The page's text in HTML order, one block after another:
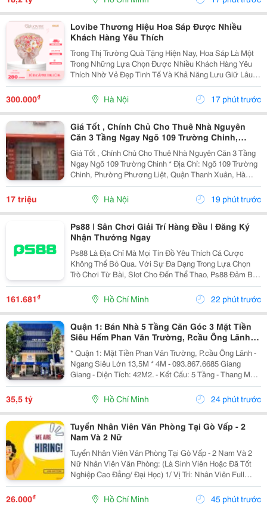
Lovibe Thương Hiệu Hoa Sáp Được Nhiều
Khách Hàng Yêu Thích
Trong Thị Trường Quà Tặng Hiện Nay, Hoa Sáp Là Một
Trong Những Lựa Chọn Được Nhiều Khách Hàng Yêu
Thích Nhờ Vẻ Đẹp Tinh Tế Và Khả Năng Lưu Giữ Lâu
Dài. Trong Số Những Thương Hiệu Nổi Bật, Lovibe
Đang Dần Trở Thành Cái Tên Được Nhiều Người Lựa
Chọn...
300.000₫ Hà Nội 17 phút trước
Giá Tốt , Chính Chủ Cho Thuê Nhà Nguyên
Căn 3 Tầng Ngay Ngõ 109 Trường Chinh,
Thanh Xuân, Hà Nội
Giá Tốt , Chính Chủ Cho Thuê Nhà Nguyên Căn 3 Tầng
Ngay Ngõ 109 Trường Chinh * Địa Chỉ: Ngõ 109 Trường
Chinh, Phường Phương Liệt, Quận Thanh Xuân, Hà
Nội. - Nhà Nằm Tại Vị Trí Đẹp, Đường Ô Tô Tránh,
Thuận Tiện Vừa Ở Vừa Kinh Doanh Hoặc Làm Văn...
17 triệu Hà Nội 19 phút trước
Ps88 | Sân Chơi Giải Trí Hàng Đầu | Đăng Ký
Nhận Thưởng Ngay
Ps88 Là Địa Chỉ Mà Mọi Tín Đồ Yêu Thích Cá Cược
Không Thể Bỏ Qua. Với Sự Đa Dạng Trong Lựa Chọn
Trò Chơi Từ Bài, Slot Cho Đến Thể Thao, Ps88 Đảm Bảo
Mang Đến Những Giây Phút Thư Giãn Đầy Thú Vị Cho
Người Chơi. Chúng Tôi Cam Kết Cung Cấp Dịch Vụ
Chăm...
161.681₫ Hồ Chí Minh 22 phút trước
Quận 1: Bán Nhà 5 Tầng Căn Góc 3 Mặt Tiền
Siêu Hếm Phan Văn Trường, P.cầu Ông Lãnh-
Dt 13M*4M- Chính Chủ Chào Giá Tốt
* Quận 1: Mặt Tiền Phan Văn Trường, P.cầu Ông Lãnh -
Ngang Siêu Lớn 13,5M * 4M - 093.867.6685 Giang
Giang - Diện Tích: 42M2. - Kết Cấu: 5 Tầng - Thang Máy
- Từ Lầu 2 Xây Vươn Ban Công Ra Rộng 4,5M - Các
Tầng Đều Thiết Kế Làm Vp Cty. - Đang Sẵn...
35,5 tỷ Hồ Chí Minh 24 phút trước
Tuyển Nhân Viên Văn Phòng Tại Gò Vấp - 2
Nam Và 2 Nữ
Tuyển Nhân Viên Văn Phòng Tại Gò Vấp - 2 Nam Và 2
Nữ Nhân Viên Văn Phòng: (Là Sinh Viên Hoặc Đã Tốt
Nghiệp Cao Đẳng/ Đại Học) 1/ Vị Trí: Nhân Viên Full
Time (2 Nam 2 Nữ) Ca Làm: 13:00 Đến 21:00 (1 Tháng
Được Nghỉ Phép 1 Ngày, Và Hưởng Các Ngày...
26.000₫ Hồ Chí Minh 45 phút trước